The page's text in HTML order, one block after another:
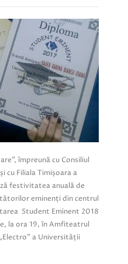
împreună cu Consiliul
cu Filiala Timișoara a
festivitatea anuală de
eminenți din centrul
Student Eminent 2018
la ora 19, în Amfiteatrul
a Universității